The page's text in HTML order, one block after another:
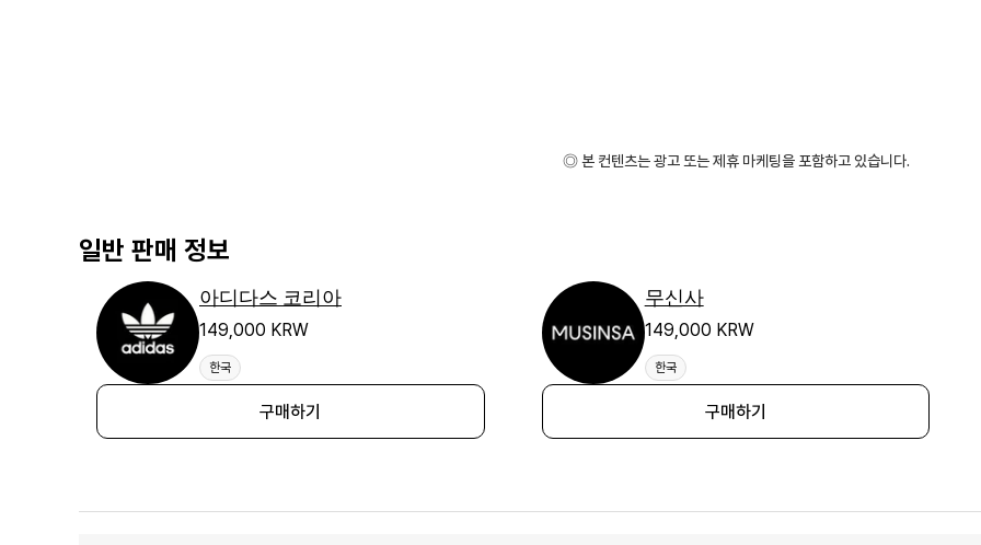
◎ 본 컨텐츠는 광고 또는 제휴 마케팅을 포함하고 있습니다.
일반 판매 정보
아디다스 코리아
149,000 KRW
한국
구매하기
무신사
149,000 KRW
한국
구매하기